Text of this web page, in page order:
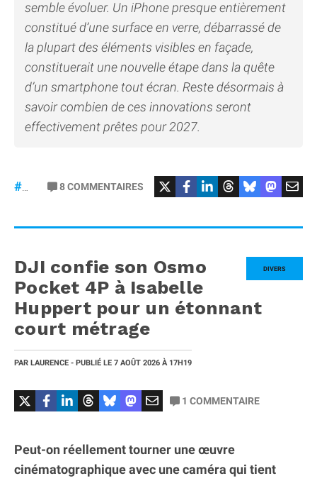
semble évoluer. Un iPhone presque entièrement
constitué d’une surface en verre, débarrassé de
la plupart des éléments visibles en façade,
constituerait une nouvelle étape dans la quête
d’un smartphone tout écran. Reste désormais à
savoir combien de ces innovations seront
effectivement prêtes pour 2027.
8COMMENTAIRES
DIVERS
DJI confie son Osmo
Pocket 4P à Isabelle
Huppert pour un étonnant
court métrage
PAR LAURENCE - PUBLIÉ LE 7 AOÛT 2026 À 17H19
1 COMMENTAIRE
Peut-on réellement tourner une œuvre
cinématographique avec une caméra qui tient